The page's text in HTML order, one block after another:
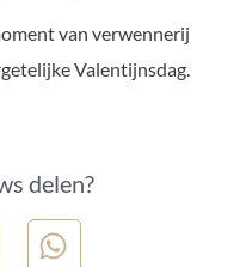
van verwennerij
Valentijnsdag.
delen?